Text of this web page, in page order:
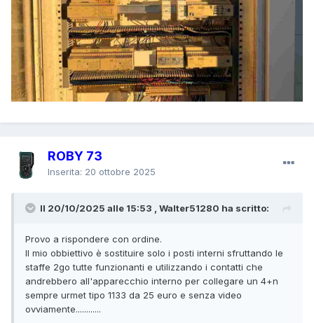
ROBY 73
Inserita: 20 ottobre 2025
Il 20/10/2025 alle 15:53 , Walter51280 ha scritto:
Provo a rispondere con ordine.
Il mio obbiettivo è sostituire solo i posti interni sfruttando le
staffe 2go tutte funzionanti e utilizzando i contatti che
andrebbero all'apparecchio interno per collegare un 4+n
sempre urmet tipo 1133 da 25 euro e senza video
ovviamente............